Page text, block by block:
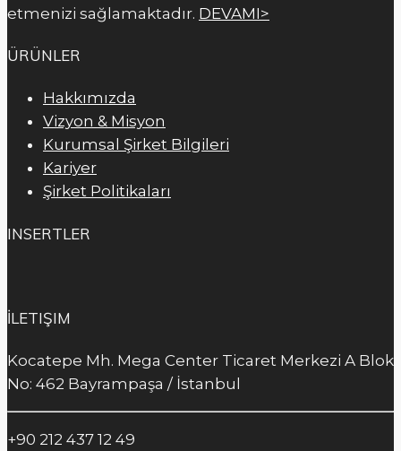
etmenizi sağlamaktadır. DEVAMI>
ÜRÜNLER
Hakkımızda
Vizyon & Misyon
Kurumsal Şirket Bilgileri
Kariyer
Şirket Politikaları
INSERTLER
İLETIŞIM
Kocatepe Mh. Mega Center Ticaret Merkezi A Blok
No: 462 Bayrampaşa / İstanbul
+90 212 437 12 49